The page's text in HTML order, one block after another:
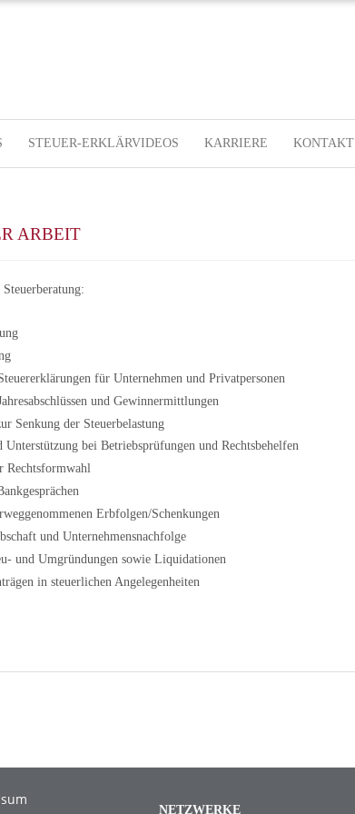
STEUER-ERKLÄRVIDEOS KARRIERE KONTAKT
ARBEIT
für Unternehmen und Privatpersonen
und Gewinnermittlungen
Senkung der Steuerbelastung
bei Betriebsprüfungen und Rechtsbehelfen
Rechtsformwahl
Erbfolgen/Schenkungen
und Unternehmensnachfolge
und Umgründungen sowie Liquidationen
in steuerlichen Angelegenheiten
NETZWERKE